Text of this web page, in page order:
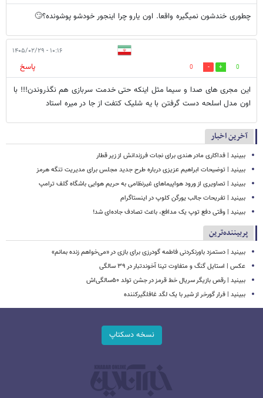
چطوری خندشون نمیگیره واقعا. اون یارو چرا اینجور خودشو پوشونده؟🙄
۱۰:۱۶ - ۱۴۰۵/۰۲/۲۹
0
0
پاسخ
این مجری های صدا و سیما مثل اینکه حتی خدمت سربازی هم نگذروندن!!! با
اون مدل اسلحه دست گرفتن با یه شلیک کتفت از جا در میره استاد
آخرین اخبار
ببینید | فداکاری مادر هندی برای نجات فرزندانش از زیر قطار
ببینید | توضیحات ابراهیم عزیزی درباره طرح جدید مجلس برای مدیریت تنگه هرمز
ببینید | تصاویری از ورود هواپیماهای غیرنظامی به حریم هوایی باشگاه گلف ترامپ
ببینید | تفریحات جالب یورگن کلوپ در اینستاگرام
ببینید | وقتی دفع توپ یک مدافع، باعث تصادف جاده‌ای شد!
پربیننده‌ترین
ببینید | دستمزد باورنکردنی فاطمه گودرزی برای بازی در «می‌خواهم زنده بمانم»
عکس | استایل گنگ و متفاوت تینا آخوندتبار در ۳۹ سالگی
ببینید | رقص بازیگر سریال خط قرمز در جشن تولد ۵۰سالگی‌اش
ببینید | فرار گورخر از شیر با یک لگد غافلگیرکننده
نسخه دسکتاپ